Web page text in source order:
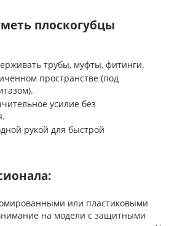
плоскогубцы
трубы, муфты, фитинги.
пространстве (под
усилие без
рукой для быстрой
или пластиковыми
на модели с защитными